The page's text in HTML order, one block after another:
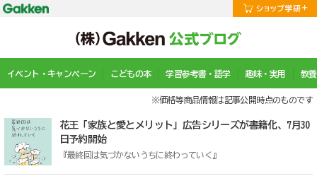
イベント・キャンペーン こどもの本 学習参考書・語学 趣味・実用 教
※価格等商品情報は記事公開時点のものです
花王「家族と愛とメリット」広告シリーズが書籍化、7月30
日予約開始
『最終回は気づかないうちに終わっていく』